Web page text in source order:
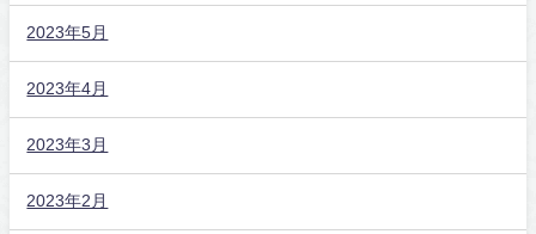
2023年5月
2023年4月
2023年3月
2023年2月